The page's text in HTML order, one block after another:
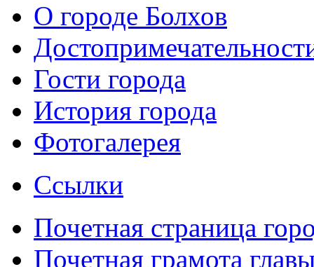
О городе Болхов
Гости города
История города
Фотогалерея
Ссылки
Почетная страница
Почетная грамота